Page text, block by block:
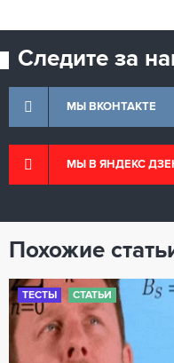
Следите за
МЫ ВКОНТАКТЕ
МЫ В ЯНДЕКС
Похожие
ТЕСТЫ СТАТЬИ